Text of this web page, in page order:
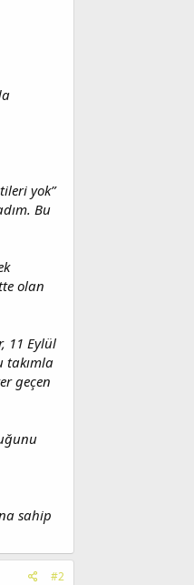
yok”
Bu
olan
11 Eylül
takımla
geçen
sahip
#2